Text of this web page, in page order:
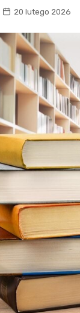
20 lutego 2026